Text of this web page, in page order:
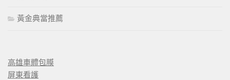
黃金典當推薦
高雄車體包膜
屏東看護